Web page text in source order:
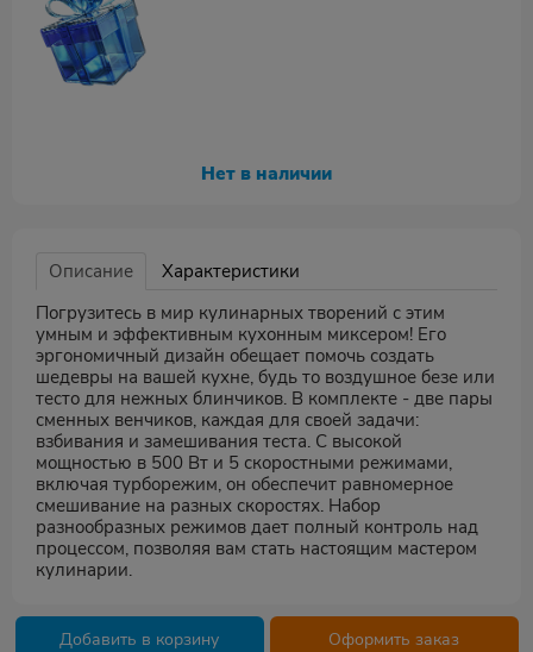
Нет в наличии
Описание
Характеристики
Погрузитесь в мир кулинарных творений с этим
умным и эффективным кухонным миксером! Его
эргономичный дизайн обещает помочь создать
шедевры на вашей кухне, будь то воздушное безе или
тесто для нежных блинчиков. В комплекте - две пары
сменных венчиков, каждая для своей задачи:
взбивания и замешивания теста. С высокой
мощностью в 500 Вт и 5 скоростными режимами,
включая турборежим, он обеспечит равномерное
смешивание на разных скоростях. Набор
разнообразных режимов дает полный контроль над
процессом, позволяя вам стать настоящим мастером
кулинарии.
Добавить в корзину Оформить заказ